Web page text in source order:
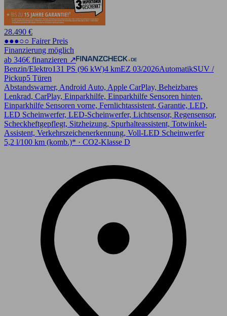
28.490 €
●●●○○ Fairer Preis
Finanzierung möglich
ab 346€ finanzieren ↗
Benzin/Elektro131 PS (96 kW)4 kmEZ 03/2026AutomatikSUV /
Pickup5 Türen
Abstandswarner, Android Auto, Apple CarPlay, Beheizbares
Lenkrad, CarPlay, Einparkhilfe, Einparkhilfe Sensoren hinten,
Einparkhilfe Sensoren vorne, Fernlichtassistent, Garantie, LED,
LED Scheinwerfer, LED-Scheinwerfer, Lichtsensor, Regensensor,
Scheckheftgepflegt, Sitzheizung, Spurhalteassistent, Totwinkel-
Assistent, Verkehrszeichenerkennung, Voll-LED Scheinwerfer
5,2 l/100 km (komb.)* · CO2-Klasse D